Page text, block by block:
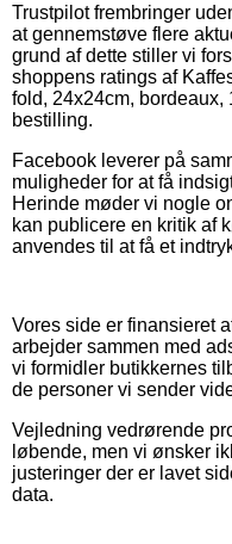
Trustpilot frembringer
at gennemstøve flere
grund af dette stiller vi
shoppens ratings af
fold, 24x24cm,
bestilling.
Facebook leverer på
muligheder for at få
Herinde møder vi nogle
kan publicere en kritik af
anvendes til at få et
Vores side er finansieret
arbejder sammen med
vi formidler butikkernes
de personer vi sender
Vejledning vedrørende
løbende, men vi ønsker
justeringer der er lavet
data.